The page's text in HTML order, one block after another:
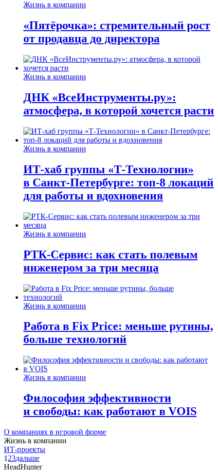
Жизнь в компании
«Пятёрочка»: стремительный рост
от продавца до директора
Жизнь в компании
ДНК «ВсеИнструменты.ру»:
атмосфера, в которой хочется расти
Жизнь в компании
ИТ-хаб группы «Т-Технологии»
в Санкт-Петербурге: топ-8 локаций
для работы и вдохновения
Жизнь в компании
РТК-Сервис: как стать полевым
инженером за три месяца
Жизнь в компании
Работа в Fix Price: меньше рутины,
больше технологий
Жизнь в компании
Философия эффективности
и свободы: как работают в VOIS
О компаниях в игровой форме
Жизнь в компании
ИТ-проекты
1 23дальше
HeadHunter